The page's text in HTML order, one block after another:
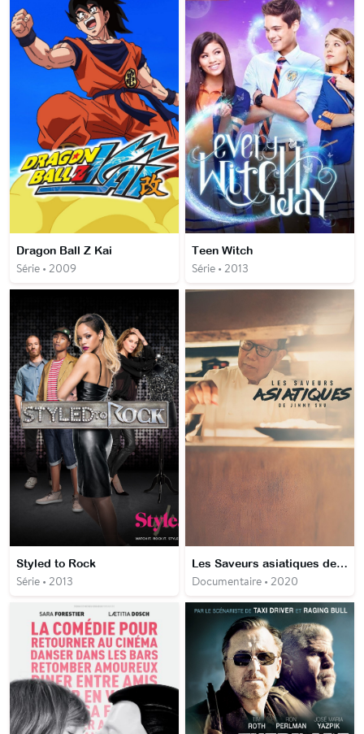
Dragon Ball Z Kai
Série • 2009
Teen Witch
Série • 2013
Styled to Rock
Série • 2013
Les Saveurs asiatiques de Jimmy Shu
Documentaire • 2020